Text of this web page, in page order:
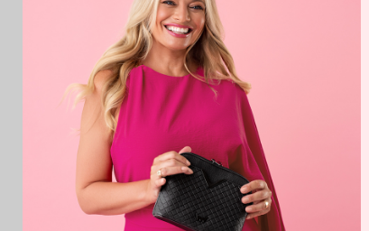
Zane Dotty Grey
prostorný batoh na zip
974 Kč 1 499 Kč